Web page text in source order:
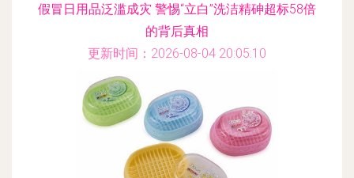
假冒日用品泛滥成灾 警惕“立白”洗洁精砷超标58倍
的背后真相
更新时间：2026-08-04 20:05:10